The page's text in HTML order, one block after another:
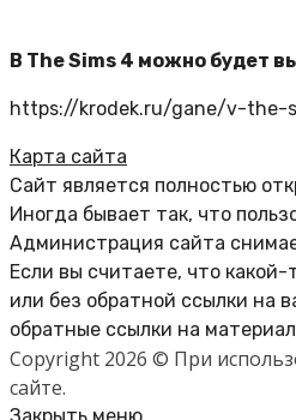
В The Sims 4 можно будет
https://krodek.ru/gane/v-the-
Карта сайта
Сайт является полностью
Иногда бывает так, что
Администрация сайта
Если вы считаете, что
или без обратной ссылки на
обратные ссылки на
Copyright 2026 © При
сайте.